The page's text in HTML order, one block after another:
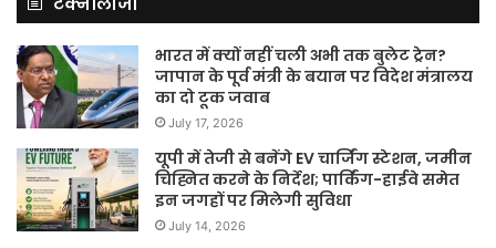
इन जगहों पर मिलेगी सुविधा
July 14, 2026
Indian Air Force ने Global Air Power
Ranking 2026 में China को पीछे छोड़ दिया..!
© Copyright 2026, All Rights Reserved to Sahet Mahet.